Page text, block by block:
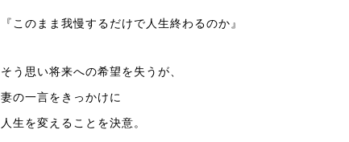
『このまま我慢するだけで人生終わるのか』
そう思い将来への希望を失うが、
妻の一言をきっかけに
人生を変えることを決意。